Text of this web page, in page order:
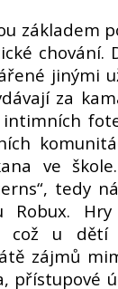
základem
chování.
jinými
za
ve
tedy
což u
zájmů
přístupové